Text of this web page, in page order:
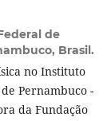
de
Brasil.
no Instituto
Pernambuco -
da Fundação